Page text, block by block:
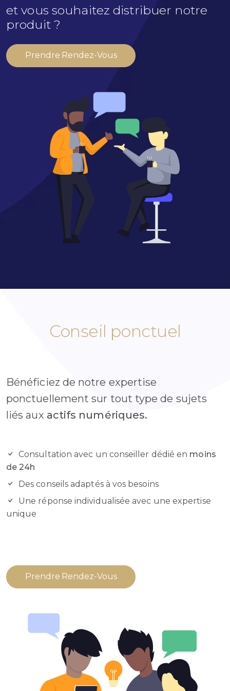
et vous souhaitez distribuer notre
produit ?
Prendre Rendez-Vous
Conseil ponctuel
Bénéficiez de notre expertise
ponctuellement sur tout type de sujets
liés aux actifs numériques.
Consultation avec un conseiller dédié en moins
de 24h
Des conseils adaptés à vos besoins
Une réponse individualisée avec une expertise
unique
Prendre Rendez-Vous